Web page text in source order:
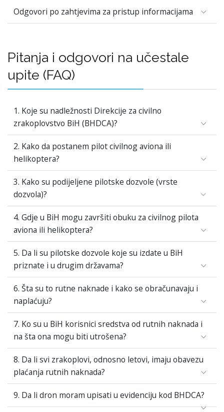
Odgovori po zahtjevima za pristup informacijama
Pitanja i odgovori na učestale
upite (FAQ)
1. Koje su nadležnosti Direkcije za civilno
zrakoplovstvo BiH (BHDCA)?
2. Kako da postanem pilot civilnog aviona ili
helikoptera?
3. Kako su podijeljene pilotske dozvole (vrste
dozvola)?
4. Gdje u BiH mogu završiti obuku za civilnog pilota
aviona ili helikoptera?
5. Da li su pilotske dozvole koje su izdate u BiH
priznate i u drugim državama?
6. Šta su to rutne naknade i kako se obračunavaju i
naplaćuju?
7. Ko su u BiH korisnici sredstva od rutnih naknada i
na šta ona mogu biti utrošena?
8. Da li svi zrakoplovi, odnosno letovi, imaju obavezu
plaćanja rutnih naknada?
9. Da li dron moram upisati u evidenciju kod BHDCA?